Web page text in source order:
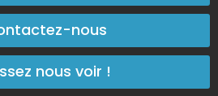
nous
nous voir !